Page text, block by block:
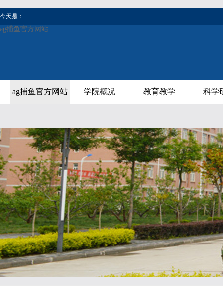
今天是：
ag捕鱼官方网站
ag捕鱼官方网站 学院概况 教育教学 科学